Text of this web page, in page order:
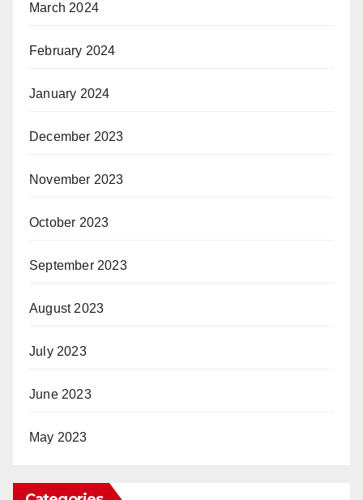
March 2024
February 2024
January 2024
December 2023
November 2023
October 2023
September 2023
August 2023
July 2023
June 2023
May 2023